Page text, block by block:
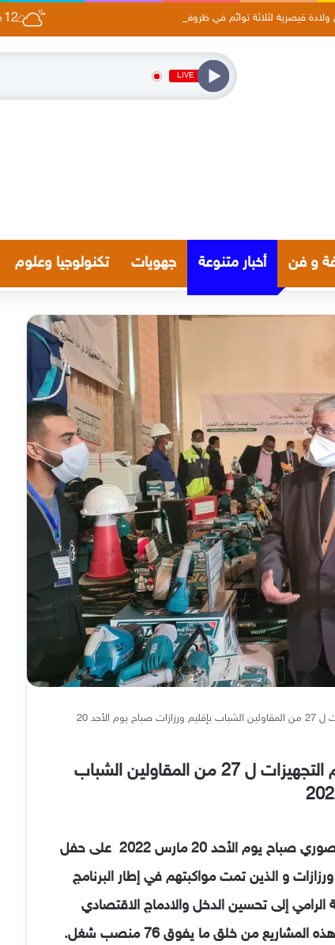
قيصرية لثلاثة توائم في ظروف صحية جيدة 12
LIVE
و فن أخبار متنوعة جهويات تكنولوجيا وعلوم
عامل اقليم ورزازات يشرف على حفل تسليم التجهيزات ل 27 من المقاولين الشباب بإقليم ورزازات صباح يوم الأحد 20
عامل اقليم ورزازات يشرف على حفل تسليم التجهيزات ل 27 من المقاولين الشباب
شرف عامل اقليم ورزازات السيد عبد الرزاق المنصوري صباح يوم الأحد 20 مارس 2022 على حفل
بإقليم ورزازات و الذين تمت مواكبتهم في إطار البرنامج
الرامي إلى تحسين الدخل والادماج الاقتصادي
من خلق ما يفوق 76 منصب شغل.